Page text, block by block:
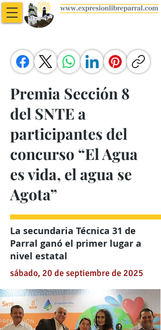
Premia Sección 8
del SNTE a
participantes del
concurso “El Agua
es vida, el agua se
Agota”
La secundaria Técnica 31 de
Parral ganó el primer lugar a
nivel estatal
sábado, 20 de septiembre de 2025